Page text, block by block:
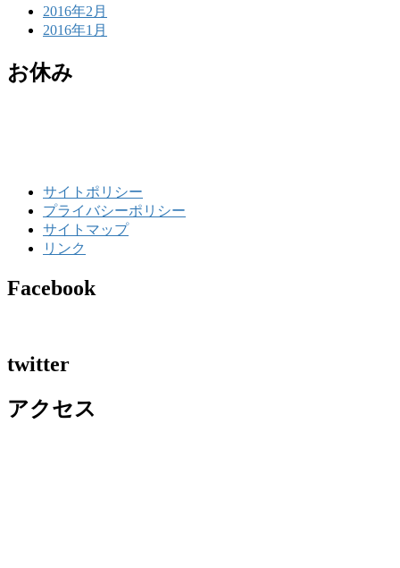
2016年2月
2016年1月
お休み
サイトポリシー
プライバシーポリシー
サイトマップ
リンク
Facebook
twitter
アクセス